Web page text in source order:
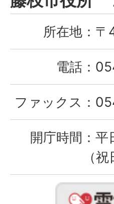
City
所在地： 〒
電話：
ファックス：
開庁時間： 平
（